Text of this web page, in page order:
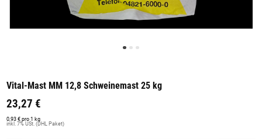
Vital-Mast MM 12,8 Schweinemast 25 kg
23,27 €
0,93 € pro 1 kg
inkl. 7% USt. (DHL Paket)